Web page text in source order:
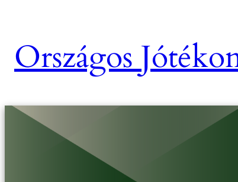
Országos